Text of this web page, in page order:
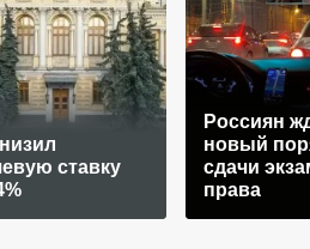
ставку
Россиян
новый
сдачи
права